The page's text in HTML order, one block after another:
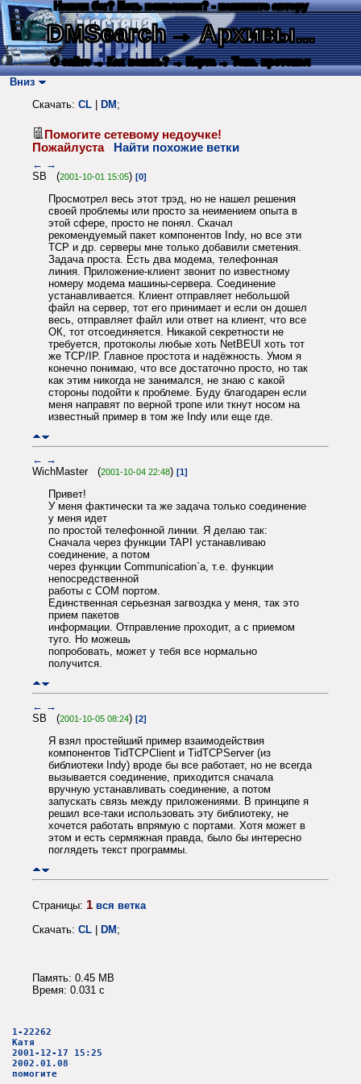
Нашли баг? Есть пожелания? - напишите автору
DMSearch→ Архивы...
О сайте → Как искать? → Карта → Текс. протокол
Вниз
Скачать: CL DM ;
Помогите сетевому недоучке!
Пожайлуста
Найти похожие ветки
← →
SB (2001-10-01 15:05) [0]
Просмотрел весь этот трэд, но не нашел решения
своей проблемы или просто за неимением опыта в
этой сфере, просто не понял. Скачал
рекомендуемый пакет компонентов Indy, но все эти
TCP и др. серверы мне только добавили сметения.
Задача проста. Есть два модема, телефонная
линия. Приложение-клиент звонит по известному
номеру модема машины-сервера. Соединение
устанавливается. Клиент отправляет небольшой
файл на сервер, тот его принимает и если он дошел
весь, отправляет файл или ответ на клиент, что все
ОК, тот отсоединяется. Никакой секретности не
требуется, протоколы любые хоть NetBEUI хоть тот
же TCP/IP. Главное простота и надёжность. Умом я
конечно понимаю, что все достаточно просто, но так
как этим никогда не занимался, не знаю с какой
стороны подойти к проблеме. Буду благодарен если
меня направят по верной тропе или ткнут носом на
известный пример в том же Indy или еще где.
← →
WichMaster (2001-10-04 22:48) [1]
Привет!
У меня фактически та же задача только соединение
у меня идет
по простой телефонной линии. Я делаю так:
Сначала через функции TAPI устанавливаю
соединение, а потом
через функции Communication`а, т.е. функции
непосредственной
работы с COM портом.
Единственная серьезная загвоздка у меня, так это
прием пакетов
информации. Отправление проходит, а с приемом
туго. Но можешь
попробовать, может у тебя все нормально
получится.
← →
SB (2001-10-05 08:24) [2]
Я взял простейший пример взаимодействия
компонентов TidTCPClient и TidTCPServer (из
библиотеки Indy) вроде бы все работает, но не всегда
вызывается соединение, приходится сначала
вручную устанавливать соединение, а потом
запускать связь между приложениями. В принципе я
решил все-таки использовать эту библиотеку, не
хочется работать впрямую с портами. Хотя может в
этом и есть сермяжная правда, было бы интересно
поглядеть текст программы.
Страницы: 1 вся ветка
Скачать: CL | DM;
Память: 0.45 MB
Время: 0.031 c
1-22262
Катя
2001-12-17 15:25
2002.01.08
помогите